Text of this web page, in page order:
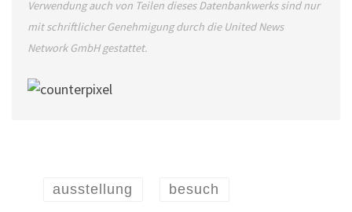
Verwendung auch von Teilen dieses Datenbankwerks sind nur
mit schriftlicher Genehmigung durch die United News
Network GmbH gestattet.
ausstellung besuch